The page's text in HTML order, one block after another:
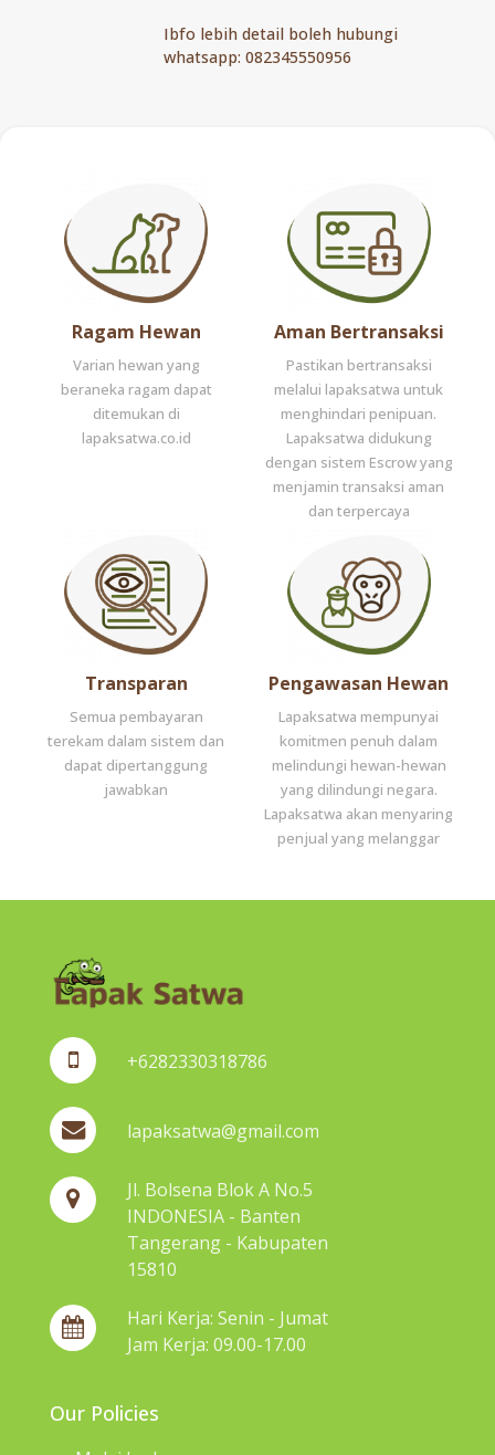
Ibfo lebih detail boleh hubungi
whatsapp: 082345550956
Ragam Hewan
Varian hewan yang
beraneka ragam dapat
ditemukan di
lapaksatwa.co.id
Aman Bertransaksi
Pastikan bertransaksi
melalui lapaksatwa untuk
menghindari penipuan.
Lapaksatwa didukung
dengan sistem Escrow yang
menjamin transaksi aman
dan terpercaya
Transparan
Semua pembayaran
terekam dalam sistem dan
dapat dipertanggung
jawabkan
Pengawasan Hewan
Lapaksatwa mempunyai
komitmen penuh dalam
melindungi hewan-hewan
yang dilindungi negara.
Lapaksatwa akan menyaring
penjual yang melanggar
+6282330318786
lapaksatwa@gmail.com
Jl. Bolsena Blok A No.5
INDONESIA - Banten
Tangerang - Kabupaten
15810
Hari Kerja: Senin - Jumat
Jam Kerja: 09.00-17.00
Our Policies